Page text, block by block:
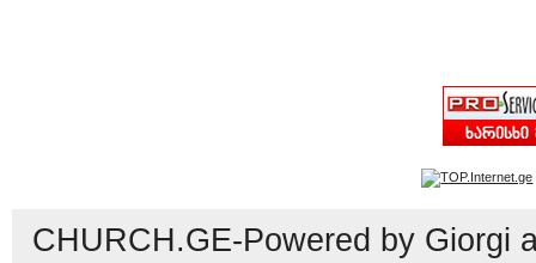
CHURCH.GE-Powered by Giorgi